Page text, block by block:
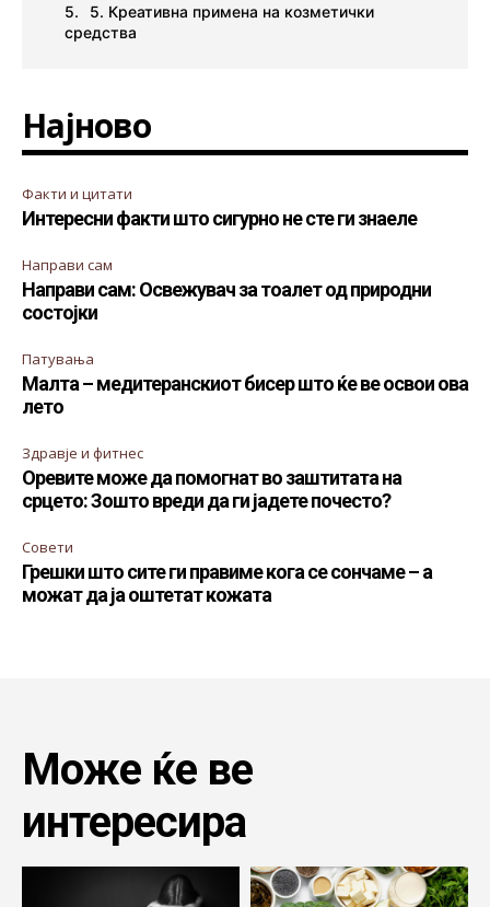
5. Креативна примена на козметички
средства
Најново
Факти и цитати
Интересни факти што сигурно не сте ги знаеле
Направи сам
Направи сам: Освежувач за тоалет од природни
состојки
Патувања
Малта – медитеранскиот бисер што ќе ве освои ова
лето
Здравје и фитнес
Оревите може да помогнат во заштитата на
срцето: Зошто вреди да ги јадете почесто?
Совети
Грешки што сите ги правиме кога се сончаме – а
можат да ја оштетат кожата
Може ќе ве
интересира